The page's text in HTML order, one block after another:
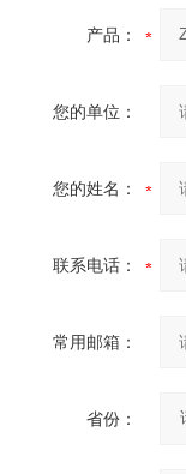
产品：
您的单位：
您的姓名：
联系电话：
常用邮箱：
省份：